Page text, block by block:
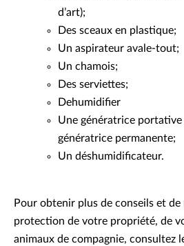
d’art);
Des sceaux en plastique;
Un aspirateur avale-tout;
Un chamois;
Des serviettes;
Dehumidifier
Une génératrice portative
génératrice permanente;
Un déshumidificateur.
Pour obtenir plus de conseils et de
protection de votre propriété, de
animaux de compagnie, consultez